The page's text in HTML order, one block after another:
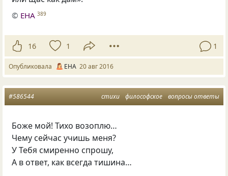
© EНA 389
16 1 1
Опубликовала EНA 20 авг 2016
стихи философское вопросы ответы
#586544
Боже мой! Тихо возоплю…
Чему сейчас учишь меня?
У Тебя смиренно спрошу,
А в ответ, как всегда тишина…